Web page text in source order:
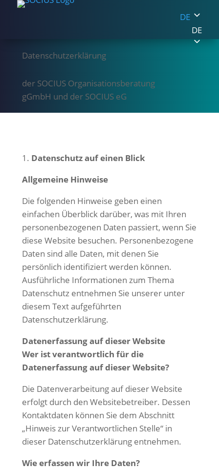
DE
DE
Datenschutz­erklärung
der SOCIUS Organisationsberatung
gGmbH und der SOCIUS eG
Datenschutz auf einen Blick
Allgemeine Hinweise
Die folgenden Hinweise geben einen
einfachen Überblick darüber, was mit Ihren
personenbezogenen Daten passiert, wenn Sie
diese Website besuchen. Personenbezogene
Daten sind alle Daten, mit denen Sie
persönlich identifiziert werden können.
Ausführliche Informationen zum Thema
Datenschutz entnehmen Sie unserer unter
diesem Text aufgeführten
Datenschutzerklärung.
Datenerfassung auf dieser Website
Wer ist verantwortlich für die
Datenerfassung auf dieser Website?
Die Datenverarbeitung auf dieser Website
erfolgt durch den Websitebetreiber. Dessen
Kontaktdaten können Sie dem Abschnitt
„Hinweis zur Verantwortlichen Stelle“ in
dieser Datenschutzerklärung entnehmen.
Wie erfassen wir Ihre Daten?